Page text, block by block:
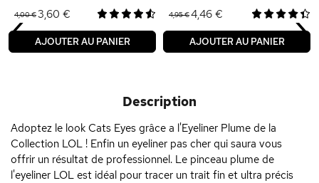
4,00 €3,60 €
AJOUTER AU PANIER
4,95 €4,46 €
AJOUTER AU PANIER
‹ ›
Description
Adoptez le look Cats Eyes grâce a l'Eyeliner Plume de la
Collection LOL ! Enfin un eyeliner pas cher qui saura vous
offrir un résultat de professionnel. Le pinceau plume de
l'eyeliner LOL est idéal pour tracer un trait fin et ultra précis